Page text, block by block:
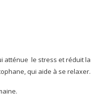
atténue le stress et réduit la
qui aide à se relaxer.